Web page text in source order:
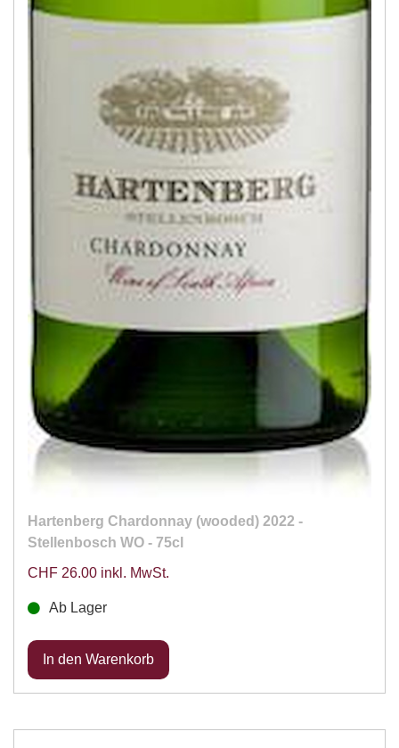
Hartenberg Chardonnay (wooded) 2022 -
Stellenbosch WO - 75cl
CHF 26.00 inkl. MwSt.
Ab Lager